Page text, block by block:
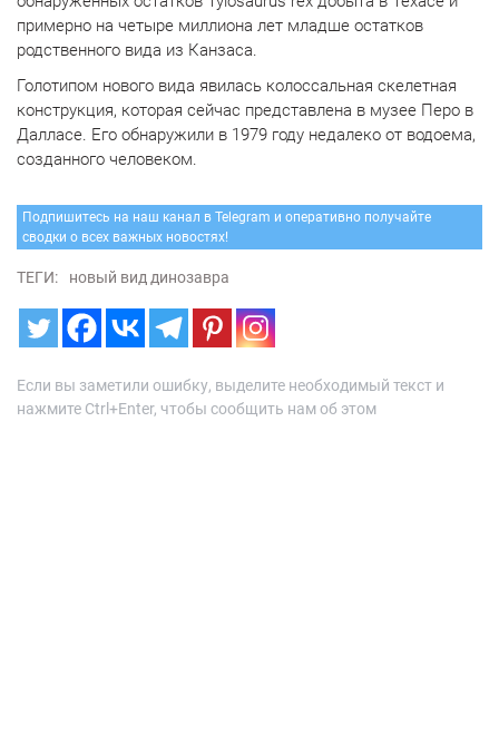
примерно на четыре миллиона лет младше остатков
родственного вида из Канзаса.
Голотипом нового вида явилась колоссальная скелетная
конструкция, которая сейчас представлена в музее Перо в
Далласе. Его обнаружили в 1979 году недалеко от водоема,
созданного человеком.
Подпишитесь на наш канал в Telegram и оперативно получайте
сводки о всех важных новостях!
ТЕГИ: новый вид динозавра
Если вы заметили ошибку, выделите необходимый текст и
нажмите Ctrl+Enter, чтобы сообщить нам об этом